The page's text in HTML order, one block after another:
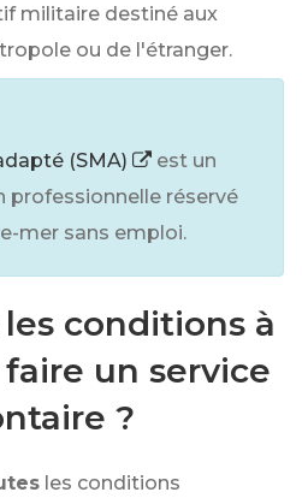
militaire destiné aux
ou de l'étranger.
(SMA)
est un
réservé
mer sans emploi.
conditions à
un service
?
les conditions